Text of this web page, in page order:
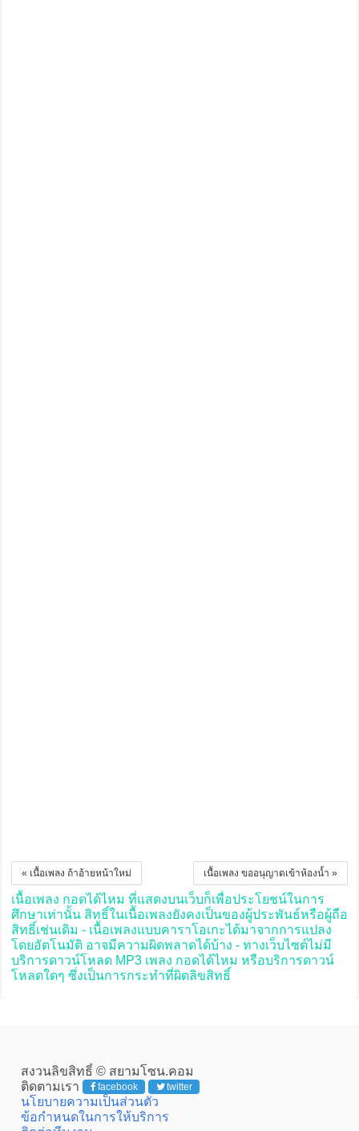
เนื้อเพลง ขออนุญาตเข้าห้องน้ำ »
« เนื้อเพลง ถ้าอ้ายหน้าใหม่
เนื้อเพลง กอดได้ไหม ที่แสดงบนเว็บก็เพื่อประโยชน์ในการ
ศึกษาเท่านั้น สิทธิ์ในเนื้อเพลงยังคงเป็นของผู้ประพันธ์หรือผู้ถือ
สิทธิ์เช่นเดิม - เนื้อเพลงแบบคาราโอเกะได้มาจากการแปลง
โดยอัตโนมัติ อาจมีความผิดพลาดได้บ้าง - ทางเว็บไซต์ไม่มี
บริการดาวน์โหลด MP3 เพลง กอดได้ไหม หรือบริการดาวน์
โหลดใดๆ ซึ่งเป็นการกระทำที่ผิดลิขสิทธิ์
สงวนลิขสิทธิ์ © สยามโซน.คอม
ติดตามเรา
facebook twitter
นโยบายความเป็นส่วนตัว
ข้อกำหนดในการให้บริการ